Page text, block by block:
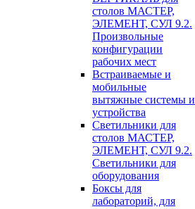
столов МАСТЕР,
ЭЛЕМЕНТ, СУЛ 9.2.
Произвольные
конфигурации
рабочих мест
Встраиваемые и
мобильные
вытяжные системы и
устройства
Светильники для
столов МАСТЕР,
ЭЛЕМЕНТ, СУЛ 9.2.
Светильники для
оборудования
Боксы для
лабораторий, для